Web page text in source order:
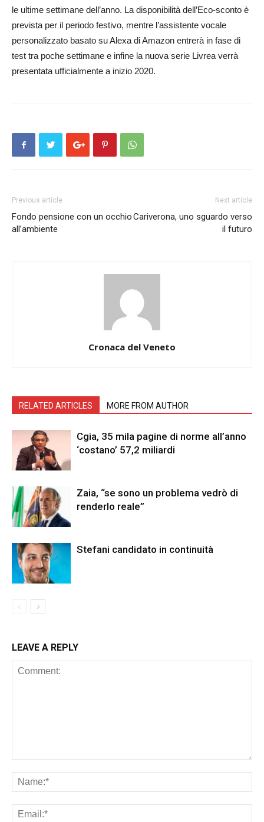
le ultime settimane dell’anno. La disponibilità dell’Eco-sconto è
prevista per il periodo festivo, mentre l’assistente vocale
personalizzato basato su Alexa di Amazon entrerà in fase di
test tra poche settimane e infine la nuova serie Livrea verrà
presentata ufficialmente a inizio 2020.
Previous article
Fondo pensione con un occhio
all’ambiente
Next article
Cariverona, uno sguardo verso
il futuro
Cronaca del Veneto
RELATED ARTICLES MORE FROM AUTHOR
Cgia, 35 mila pagine di norme all’anno
‘costano’ 57,2 miliardi
Zaia, “se sono un problema vedrò di
renderlo reale”
Stefani candidato in continuità
LEAVE A REPLY